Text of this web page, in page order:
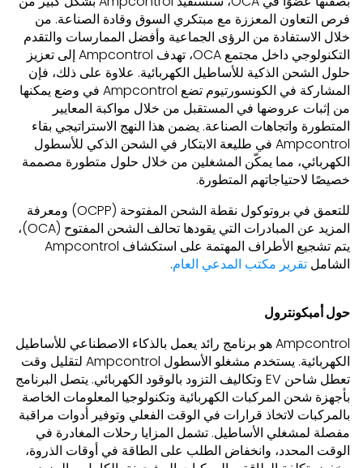
فرص التعاون المعززة مع مبتكري السوق وقادة الصناعة. من
خلال الاستفادة من الرؤى الجماعية وأفضل الممارسات والتقدم
التكنولوجي داخل مجتمع OCA، تهدف Ampcontrol إلى تعزيز
حلول الشحن الذكية للأساطيل الكهربائية. علاوة على ذلك، فإن
المشاركة في الكونسورتيوم تضع Ampcontrol في وضع يمكنها
من إثبات عروضها في المستقبل من خلال مواكبة المعايير
المتطورة واتجاهات الصناعة. يضمن هذا النهج الاستراتيجي بقاء
Ampcontrol في طليعة الابتكار في الشحن الذكي للأسطول
الكهربائي، مما يمكّن المشغلين من خلال حلول متطورة مصممة
خصيصًا لاحتياجاتهم المتطورة.
للتعمق في بروتوكول نقطة الشحن المفتوحة (OCPP) ومعرفة
المزيد عن المبادرات التي يقودها تحالف الشحن المفتوح (OCA)،
يتم تشجيع الأطراف المهتمة على استكشاف Ampcontrol
الشامل تقرير مكتب المدعي العام.
حول أمبكونترول
Ampcontrol هو برنامج رائد يعمل بالذكاء الاصطناعي للأساطيل
الكهربائية. يستخدم مشغلو الأسطول Ampcontrol لتقليل وقت
تعطل شاحن EV وتكاليف التزود بالوقود الكهربائي. يتصل البرنامج
بأجهزة شحن المركبات الكهربائية وتكنولوجيا المعلومات الخاصة
بالمركبات لاتخاذ قرارات في الوقت الفعلي وتوفير أدوات مراقبة
مفصلة لمشغلي الأساطيل. تشمل المزايا رحلات المغادرة في
الوقت المحدد، وانخفاض الطلب على الطاقة في أوقات الذروة،